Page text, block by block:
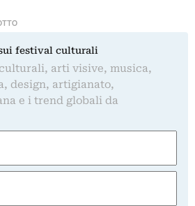
festival culturali
arti visive, musica,
design, artigianato,
e i trend globali da